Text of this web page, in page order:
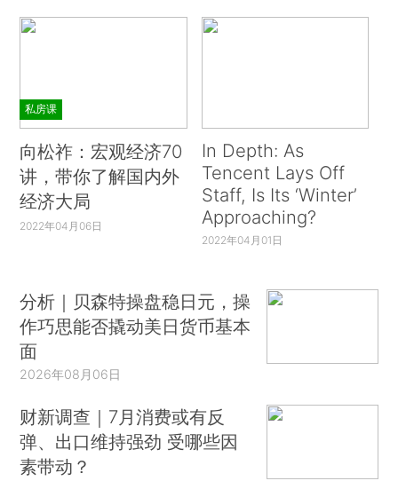
私房课
向松祚：宏观经济70
讲，带你了解国内外
经济大局
2022年04月06日
In Depth: As
Tencent Lays Off
Staff, Is Its ‘Winter’
Approaching?
2022年04月01日
分析｜贝森特操盘稳日元，操
作巧思能否撬动美日货币基本
面
2026年08月06日
财新调查｜7月消费或有反
弹、出口维持强劲 受哪些因
素带动？